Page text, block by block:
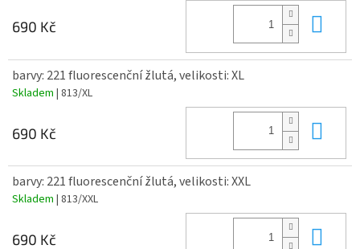
690 Kč
barvy: 221 fluorescenční žlutá, velikosti: XL
Skladem | 813/XL
690 Kč
barvy: 221 fluorescenční žlutá, velikosti: XXL
Skladem | 813/XXL
690 Kč